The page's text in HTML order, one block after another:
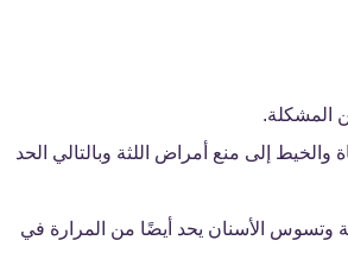
المشكلة.
إلى منع أمراض اللثة وبالتالي الحد
وتسوس الأسنان يحد أيضًا من المرارة في